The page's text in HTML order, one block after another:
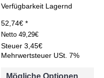
Verfügbarkeit Lagernd
52,74€ *
Netto 49,29€
Steuer 3,45€
Mehrwertsteuer USt. 7%
Mögliche Optionen